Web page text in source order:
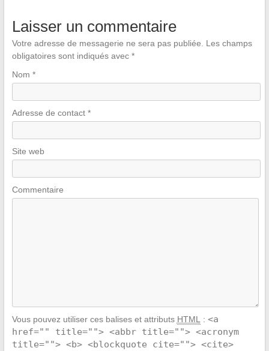
Laisser un commentaire
Votre adresse de messagerie ne sera pas publiée.
Les champs
obligatoires sont indiqués avec *
Nom *
Adresse de contact *
Site web
Commentaire
Vous pouvez utiliser ces balises et attributs HTML : <a
href="" title=""> <abbr title=""> <acronym
title=""> <b> <blockquote cite=""> <cite>